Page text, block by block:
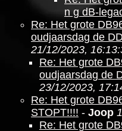
n g dB-
Re: Het grote
oudjaarsdag de
21/12/2023,
Re: Het grote
oudjaarsdag de
23/12/2023,
Re: Het grote
STOPT!!!! - Joop
Re: Het grote